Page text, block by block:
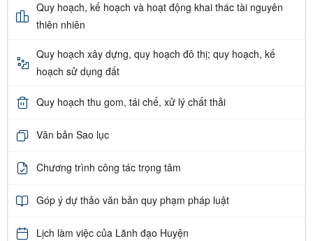
Quy hoạch, kế hoạch và hoạt động khai thác tài nguyên
thiên nhiên
Quy hoạch xây dựng, quy hoạch đô thị; quy hoạch, kế
hoạch sử dụng đất
Quy hoạch thu gom, tái chế, xử lý chất thải
Văn bản Sao lục
Chương trình công tác trọng tâm
Góp ý dự thảo văn bản quy phạm pháp luật
Lịch làm việc của Lãnh đạo Huyện